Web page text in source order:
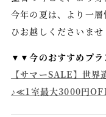
简体中文
今年の夏は、より一
ひお越しくださいませ
▼▼今のおすすめプ
【サマーSALE】世
♪≪1室最大3000円